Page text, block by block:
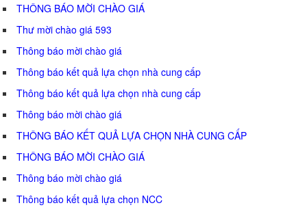
THÔNG BÁO MỜI CHÀO GIÁ
Thư mời chào giá 593
Thông báo mời chào giá
Thông báo kết quả lựa chọn nhà cung cấp
Thông báo kết quả lựa chọn nhà cung cấp
Thông báo mời chào giá
THÔNG BÁO KẾT QUẢ LỰA CHỌN NHÀ CUNG CẤP
THÔNG BÁO MỜI CHÀO GIÁ
Thông báo mời chào giá
Thông báo kết quả lựa chọn NCC